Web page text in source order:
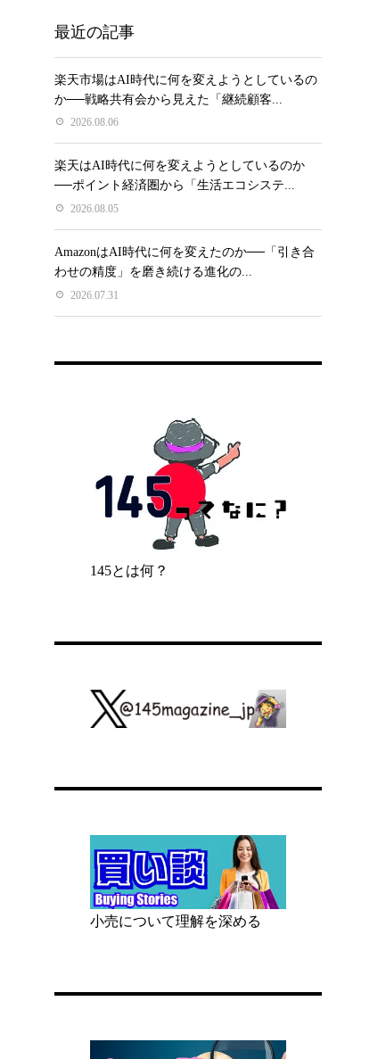
最近の記事
楽天市場はAI時代に何を変えようとしているの
か──戦略共有会から見えた「継続顧客...
2026.08.06
楽天はAI時代に何を変えようとしているのか
──ポイント経済圏から「生活エコシステ...
2026.08.05
AmazonはAI時代に何を変えたのか──「引き合
わせの精度」を磨き続ける進化の...
2026.07.31
145とは何？
小売について理解を深める